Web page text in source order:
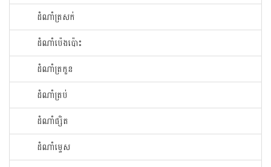
ដំណាំ​ត្រសក់
ដំណាំ​ប៉េង​ប៉ោះ​
ដំណាំ​ត្រកួន
ដំណាំ​ត្រប់​
ដំណាំ​ផ្សិត​
ដំណាំ​ម្ទេស​